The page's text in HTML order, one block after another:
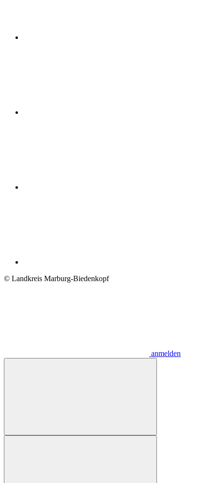
© Landkreis Marburg-Biedenkopf
anmelden